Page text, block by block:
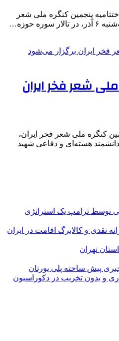
پنجمین کنگره ملی شعر
حوزه…
شعر فخر ایران
کنگره ملی شعر فخر ایران،
هسته‌ای و دفاعی شهید
توسط ترامپ یک استراتژی
نقدی و کالابرگ اقامت در ایران
تهران
پیش ساخته پلی یورتان
و بدون تخریب در دکوراسیون